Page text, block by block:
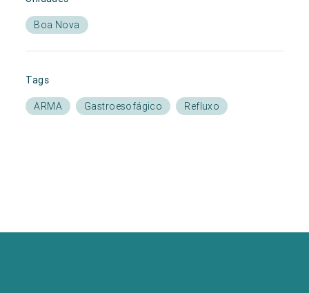
Boa Nova
Tags
ARMA Gastroesofágico Refluxo